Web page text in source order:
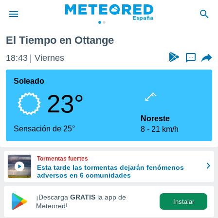
de
por
que se
calidad.
a este
las
y
forma
digital
basada
El Tiempo en Ottange
18:43 Viernes ...
Soleado
23°
Sensación de 25°
Noreste
8
21 km/h
Tormentas fuertes
Esta tarde las tormentas dejarán fenómenos
adversos en 6 comunidades
¡Descarga GRATIS la app de
Meteored!
Instalar